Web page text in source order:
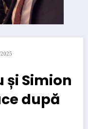
și Simion
după